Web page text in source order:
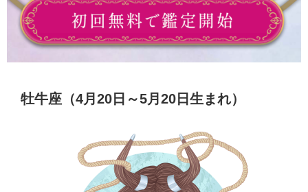
牡牛座（4月20日～5月20日生まれ）